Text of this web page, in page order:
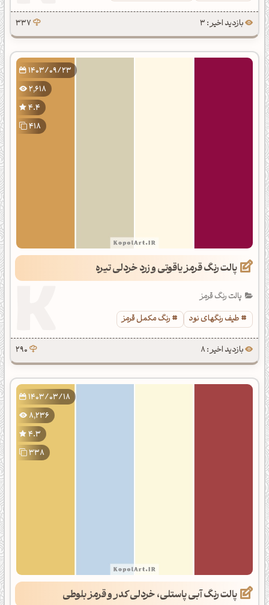
بازدید اخیر : 3 337
1403/09/23
2,618
4.4
418
پالت رنگ قرمز یاقوتی و زرد خردلی تیره
پالت رنگ قرمز
طیف رنگهای نود
رنگ مکمل قرمز
بازدید اخیر : 8 290
1403/03/18
8,236
4.3
338
پالت رنگ آبی پاستلی، خردلی کدر و قرمز بلوطی